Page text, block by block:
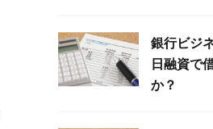
銀行ビジ
日融資で
か？